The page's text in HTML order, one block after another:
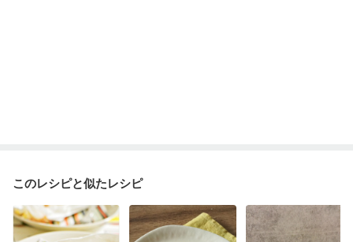
このレシピと似たレシピ